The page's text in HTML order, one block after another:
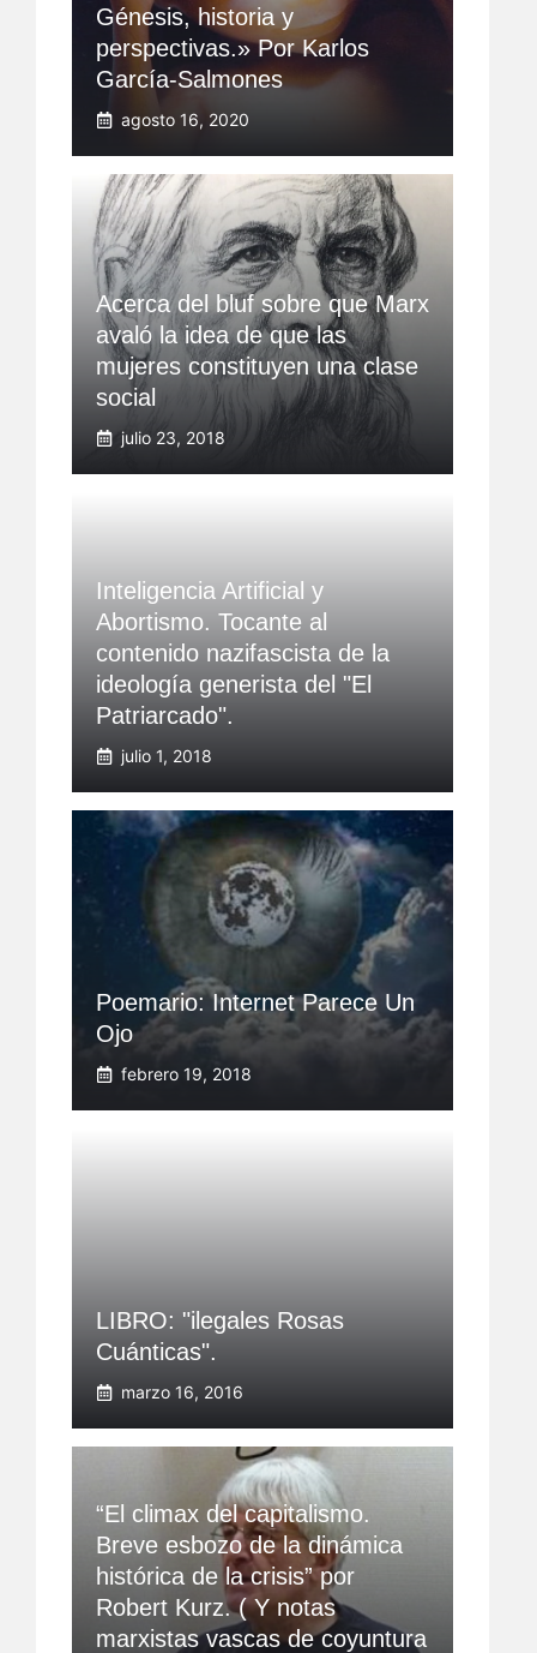
Génesis, historia y
perspectivas.» Por Karlos
García-Salmones
agosto 16, 2020
Acerca del bluf sobre que Marx
avaló la idea de que las
mujeres constituyen una clase
social
julio 23, 2018
Inteligencia Artificial y
Abortismo. Tocante al
contenido nazifascista de la
ideología generista del "El
Patriarcado".
julio 1, 2018
Poemario: Internet Parece Un
Ojo
febrero 19, 2018
LIBRO: "ilegales Rosas
Cuánticas".
marzo 16, 2016
“El climax del capitalismo.
Breve esbozo de la dinámica
histórica de la crisis” por
Robert Kurz. ( Y notas
marxistas vascas de coyuntura